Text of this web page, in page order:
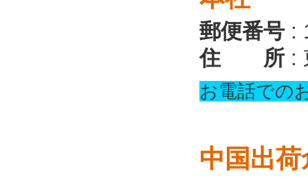
郵便番号 :
住 所 :
お電話での
中国出荷